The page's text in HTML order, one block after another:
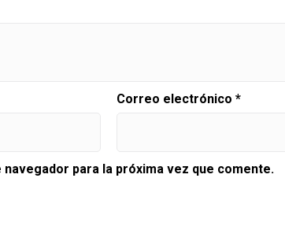
Correo electrónico *
para la próxima vez que comente.